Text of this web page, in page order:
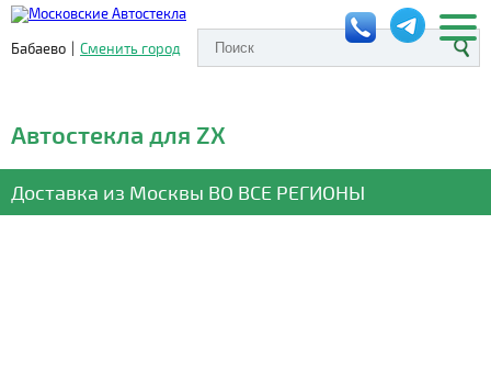
Бабаево | Сменить город
Автостекла для ZX
Доставка из Москвы ВО ВСЕ РЕГИОНЫ